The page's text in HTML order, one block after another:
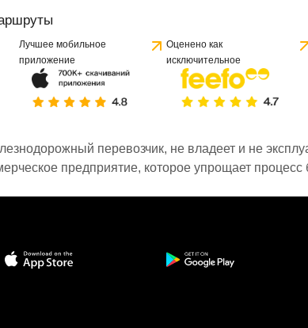
Лучшее мобильное
приложение
Оценено как
исключительное
перевозчик, не владеет и не
предприятие, которое упрощает процесс